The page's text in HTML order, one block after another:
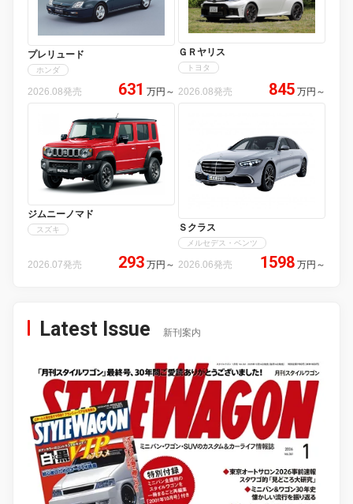
プレリュード
ホンダ
2026.08発売 631 万円 ～
ＧＲヤリス
トヨタ
2026.08発売 845 万円 ～
ジムニーノマド
スズキ
2026.07発売 293 万円 ～
Ｓクラス
メルセデス・ベンツ
2026.06発売 1598 万円 ～
Latest Issue 新刊案内